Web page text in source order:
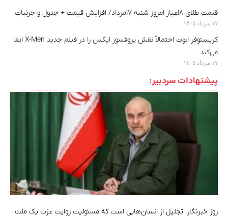
قیمت طلای ۱۸عیار امروز شنبه ۱۷مرداد/ افزایش قیمت + جدول و جزئیات
۱۷ مرداد ۱۴۰۵
کریستوفر ابوت احتمالاً نقش پروفسور ایکس را در فیلم جدید X-Men ایفا
می‌کند
۱۷ مرداد ۱۴۰۵
پیشنهادات سردبیر:
روز خبرنگار، تجلیل از انسان‌هایی است که مسئولیت روایت عزت یک ملت